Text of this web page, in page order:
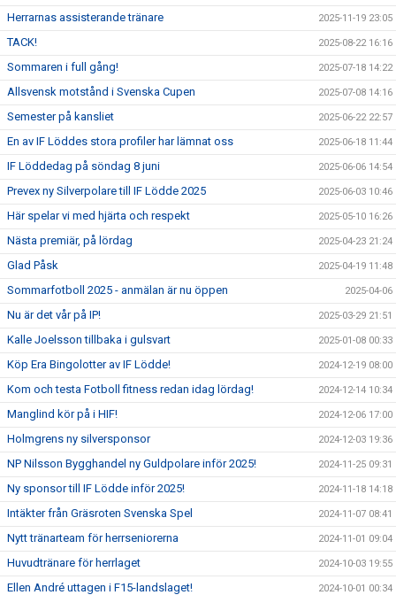
Herrarnas assisterande tränare 2025-11-19 23:05
TACK! 2025-08-22 16:16
Sommaren i full gång! 2025-07-18 14:22
Allsvensk motstånd i Svenska Cupen 2025-07-08 14:16
Semester på kansliet 2025-06-22 22:57
En av IF Löddes stora profiler har lämnat oss 2025-06-18 11:44
IF Löddedag på söndag 8 juni 2025-06-06 14:54
Prevex ny Silverpolare till IF Lödde 2025 2025-06-03 10:46
Här spelar vi med hjärta och respekt 2025-05-10 16:26
Nästa premiär, på lördag 2025-04-23 21:24
Glad Påsk 2025-04-19 11:48
Sommarfotboll 2025 - anmälan är nu öppen 2025-04-06
Nu är det vår på IP! 2025-03-29 21:51
Kalle Joelsson tillbaka i gulsvart 2025-01-08 00:33
Köp Era Bingolotter av IF Lödde! 2024-12-19 08:00
Kom och testa Fotboll fitness redan idag lördag! 2024-12-14 10:34
Manglind kör på i HIF! 2024-12-06 17:00
Holmgrens ny silversponsor 2024-12-03 19:36
NP Nilsson Bygghandel ny Guldpolare inför 2025! 2024-11-25 09:31
Ny sponsor till IF Lödde inför 2025! 2024-11-18 14:18
Intäkter från Gräsroten Svenska Spel 2024-11-07 08:41
Nytt tränarteam för herrseniorerna 2024-11-01 09:04
Huvudtränare för herrlaget 2024-10-03 19:55
Ellen André uttagen i F15-landslaget! 2024-10-01 00:34